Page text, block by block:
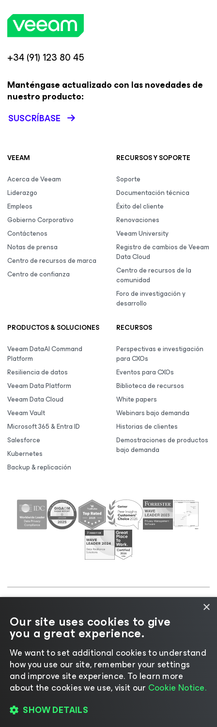
+34 (91) 123 80 45
Manténgase actualizado con las novedades de
nuestro producto:
SUSCRÍBASE
VEEAM
Acerca de Veeam
Liderazgo
Empleos
Gobierno Corporativo
Contáctenos
Notas de prensa
Centro de recursos de marca
Centro de confianza
RECURSOS Y SOPORTE
Soporte
Documentación técnica
Éxito del cliente
Renovaciones
Veeam University
Registro de cambios de Veeam
Data Cloud
Centro de recursos de la
comunidad
Foro de investigación y
desarrollo
PRODUCTOS & SOLUCIONES
Veeam DataAI Command
Platform
Resiliencia de datos
Veeam Data Platform
Veeam Data Cloud
Veeam Vault
Microsoft 365 & Entra ID
Salesforce
Kubernetes
Backup & replicación
RECURSOS
Perspectivas e investigación
para CXOs
Eventos para CXOs
Biblioteca de recursos
White papers
Webinars bajo demanda
Historias de clientes
Demostraciones de productos
bajo demanda
Aviso de cookies|Legal|Política de licencias
Recursos para proveedores
Cambiar idioma
×
Our site uses cookies to give
you a great experience.
We want to set additional cookies to understand
how you use our site, remember your settings
and improve site experience. ​To learn more
about the cookies we use, visit our Cookie Notice.
SHOW DETAILS